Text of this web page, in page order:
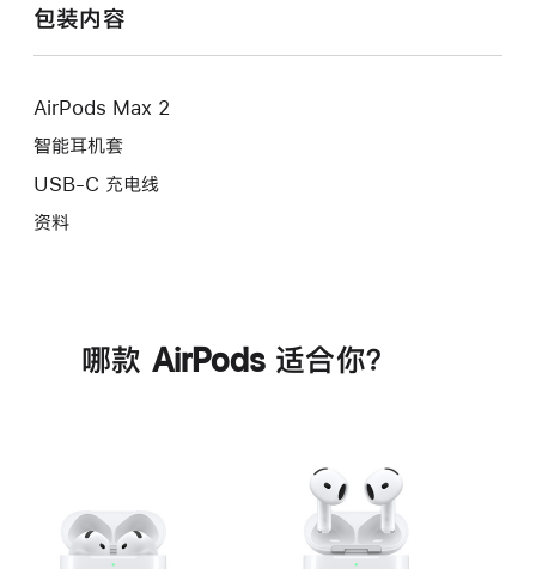
包装内容
AirPods Max 2
智能耳机套
USB-C 充电线
资料
哪款 AirPods 适合你？